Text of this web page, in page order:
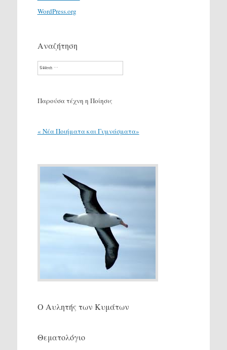
WordPress.org
Αναζήτηση
Search
Παρούσα τέχνη η Ποίησις
« Νέα Ποιήματα και Γυμνάσματα»
Ο Αυλητής των Κυμάτων
Θεματολόγιο